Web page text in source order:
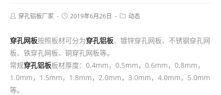
Post穿孔铝板厂家
Post2019年6月26日
Post动态
穿孔网板按照板材可分为穿孔铝板、镀锌穿孔网板、不锈钢穿孔网
板、铁穿孔网板、铜穿孔网板等。
常规穿孔铝板板材厚度：0.4mm，0.5mm，0.6mm，0.8mm，
1.0mm，1.5mm，1.8mm，2.0mm，3.0mm，4.0mm，5.0mm
等。